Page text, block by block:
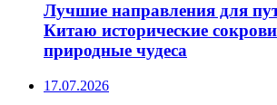
Лучшие направления для
Китаю исторические
природные чудеса
17.07.2026